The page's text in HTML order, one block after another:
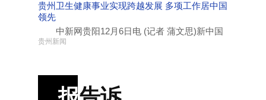
贵州卫生健康事业实现跨越发展 多项工作居中国
领先
中新网贵阳12月6日电 (记者 蒲文思)新中国
贵州新闻